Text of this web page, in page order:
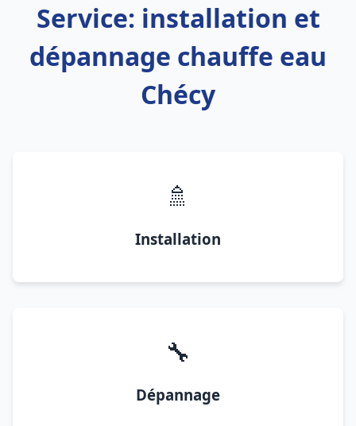
Service: installation et
dépannage chauffe eau
Chécy
🚿
Installation
🔧
Dépannage